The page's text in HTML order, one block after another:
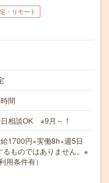
・リモート
間
相談OK ※9月～！
1700円×実働8h×週5日
ものではありません。※
用条件有）